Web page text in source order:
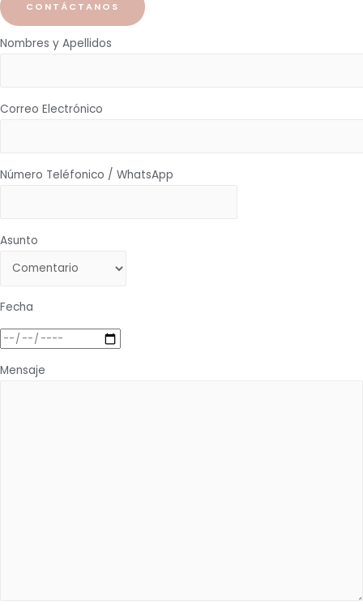
CONTÁCTANOS
Nombres y Apellidos
Correo Electrónico
Número Teléfonico / WhatsApp
Asunto
Fecha
Mensaje